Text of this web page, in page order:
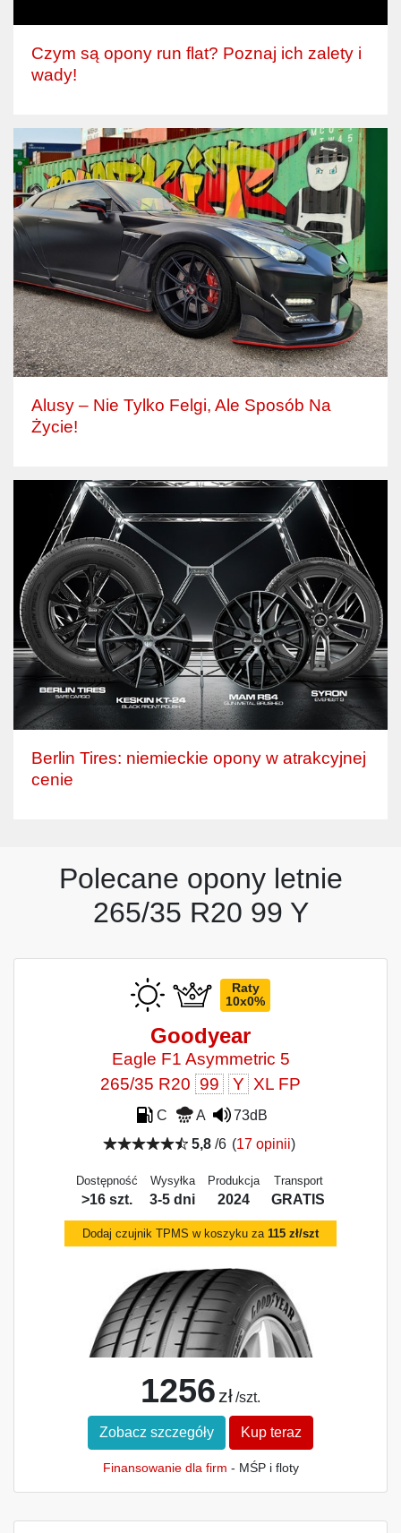
Czym są opony run flat? Poznaj ich zalety i
wady!
Alusy – Nie Tylko Felgi, Ale Sposób Na
Życie!
Berlin Tires: niemieckie opony w atrakcyjnej
cenie
Polecane opony letnie
265/35 R20 99 Y
Raty
10x0%
Goodyear
Eagle F1 Asymmetric 5
265/35 R20 99 Y XL FP
C A
73dB
5,8/6 (17 opinii)
Dostępność
>16 szt.
Wysyłka
3-5 dni
Produkcja
2024
Transport
GRATIS
Dodaj czujnik TPMS w koszyku za 115 zł/szt
1256 zł/szt.
Zobacz szczegóły Kup teraz
Finansowanie dla firm - MŚP i floty